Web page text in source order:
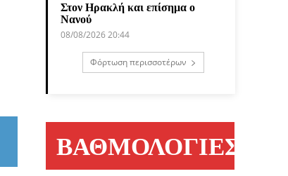
Στον Ηρακλή και επίσημα ο
Νανού
08/08/2026 20:44
Φόρτωση περισσοτέρων
ΒΑΘΜΟΛΟΓΙΕΣ